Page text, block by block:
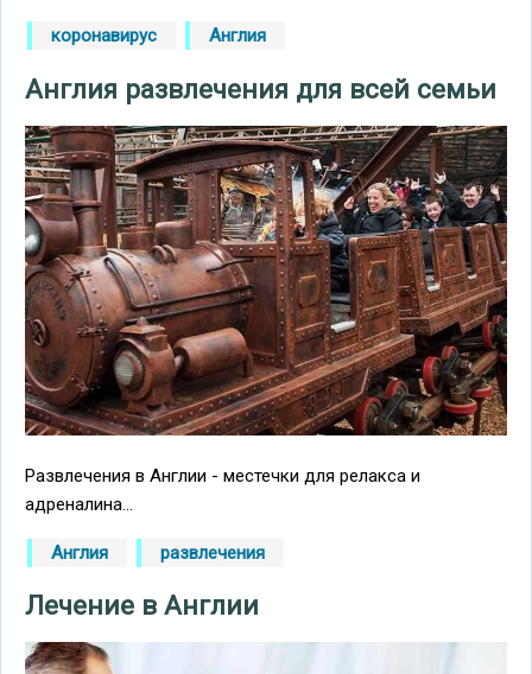
коронавирус Англия
Англия развлечения для всей семьи
Развлечения в Англии - местечки для релакса и
адреналина...
Англия развлечения
Лечение в Англии